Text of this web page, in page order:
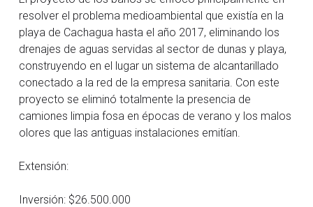
Plan Regulador
PLADECO
Plan Comunal de Emergencias
Sustentabilidad
Aseo y Mantención
Areas Verdes y Plazas
Salud
Servicios
Servicios Móviles
Centros de Atención
DIDECO
Talleres 2026
Departamento Social
Depto. Atención a la Familia
Desarrollo Económico Local
Mujer
Vivienda
Centro Veterinario
Zapallar
resolver el problema medioambiental que existía en la
playa de Cachagua hasta el año 2017, eliminando los
drenajes de aguas servidas al sector de dunas y playa,
construyendo en el lugar un sistema de alcantarillado
conectado a la red de la empresa sanitaria. Con este
proyecto se eliminó totalmente la presencia de
camiones limpia fosa en épocas de verano y los malos
olores que las antiguas instalaciones emitían.
Extensión:
Inversión: $26.500.000
Dimao PG
Cultura PG
fom PG